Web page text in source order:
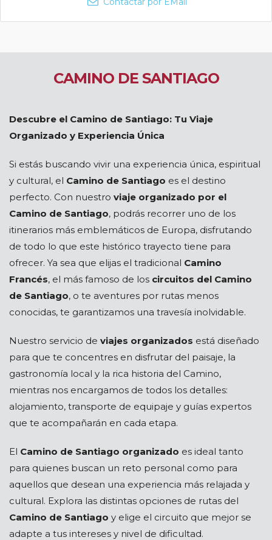
CAMINO DE SANTIAGO
Descubre el Camino de Santiago: Tu Viaje
Organizado y Experiencia Única
Si estás buscando vivir una experiencia única, espiritual
y cultural, el Camino de Santiago es el destino
perfecto. Con nuestro viaje organizado por el
Camino de Santiago, podrás recorrer uno de los
itinerarios más emblemáticos de Europa, disfrutando
de todo lo que este histórico trayecto tiene para
ofrecer. Ya sea que elijas el tradicional Camino
Francés, el más famoso de los circuitos del Camino
de Santiago, o te aventures por rutas menos
conocidas, te garantizamos una travesía inolvidable.
Nuestro servicio de viajes organizados está diseñado
para que te concentres en disfrutar del paisaje, la
gastronomía local y la rica historia del Camino,
mientras nos encargamos de todos los detalles:
alojamiento, transporte de equipaje y guías expertos
que te acompañarán en cada etapa.
El Camino de Santiago organizado es ideal tanto
para quienes buscan un reto personal como para
aquellos que desean una experiencia más relajada y
cultural. Explora las distintas opciones de rutas del
Camino de Santiago y elige el circuito que mejor se
adapte a tus intereses y nivel de dificultad.